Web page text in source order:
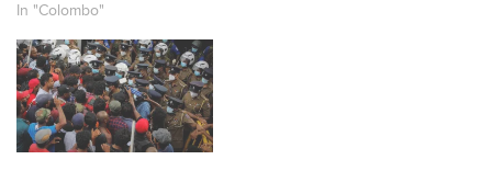
In "Colombo"